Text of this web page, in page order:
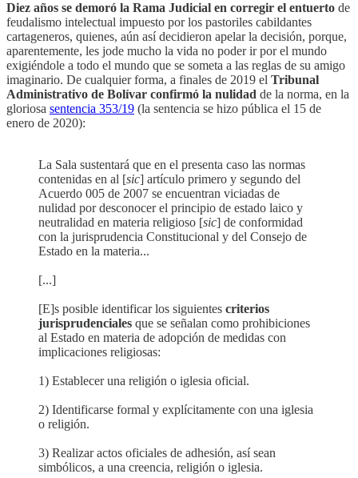
Diez años se demoró la Rama Judicial en corregir el entuerto de
feudalismo intelectual impuesto por los pastoriles cabildantes
cartageneros, quienes, aún así decidieron apelar la decisión, porque,
aparentemente, les jode mucho la vida no poder ir por el mundo
exigiéndole a todo el mundo que se someta a las reglas de su amigo
imaginario. De cualquier forma, a finales de 2019 el Tribunal
Administrativo de Bolívar confirmó la nulidad de la norma, en la
gloriosa sentencia 353/19 (la sentencia se hizo pública el 15 de
enero de 2020):
La Sala sustentará que en el presenta caso las normas
contenidas en al [sic] artículo primero y segundo del
Acuerdo 005 de 2007 se encuentran viciadas de
nulidad por desconocer el principio de estado laico y
neutralidad en materia religioso [sic] de conformidad
con la jurisprudencia Constitucional y del Consejo de
Estado en la materia...
[...]
[E]s posible identificar los siguientes criterios
jurisprudenciales que se señalan como prohibiciones
al Estado en materia de adopción de medidas con
implicaciones religiosas:
1) Establecer una religión o iglesia oficial.
2) Identificarse formal y explícitamente con una iglesia
o religión.
3) Realizar actos oficiales de adhesión, así sean
simbólicos, a una creencia, religión o iglesia.